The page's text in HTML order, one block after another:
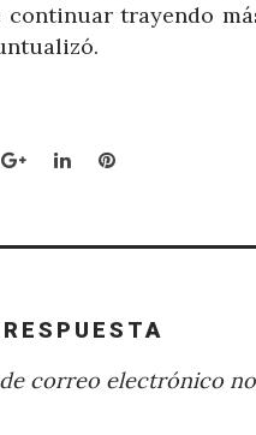
continuar trayendo
Google+LinkedInPinterest
correo electrónico